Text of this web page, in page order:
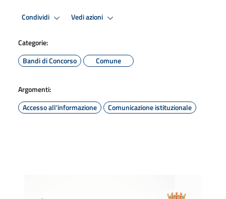
Condividi Vedi azioni
Categorie:
Bandi di Concorso
Comune
Argomenti:
Accesso all'informazione
Comunicazione istituzionale